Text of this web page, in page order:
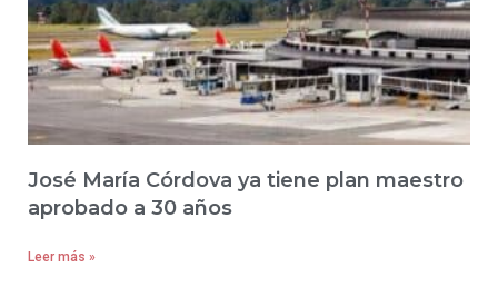
José María Córdova ya tiene plan maestro
aprobado a 30 años
Leer más »